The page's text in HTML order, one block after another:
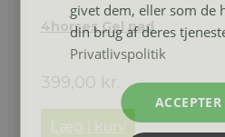
4horses Gel pad
399,00 kr.
Læg i kurv
givet dem, eller som de
din brug af deres
Privatlivspolitik